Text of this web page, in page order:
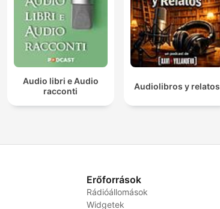
Audio libri e Audio
racconti
Audiolibros y relatos
Erőforrások
Rádióállomások
Widgetek